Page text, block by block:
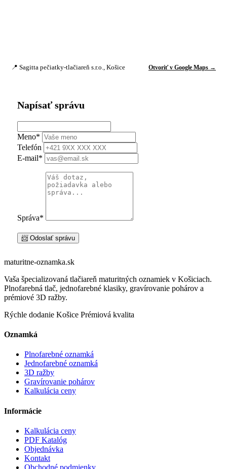
📍 Sagitta pečiatky-tlačiareň s.r.o., Košice Otvoriť v Google Maps →
Napísať správu
Meno*
Telefón
E-mail*
Správa*
📨 Odoslať správu
maturitne-oznamka.sk
Vaša špecializovaná tlačiareň maturitných oznamiek v Košiciach.
Plnofarebná tlač, jednofarebné klasiky, gravírovanie pohárov a
prémiové 3D ražby.
Rýchle dodanie Košice Prémiová kvalita
Oznamká
Plnofarebné oznamká
Jednofarebné oznamká
3D ražby
Gravírovanie pohárov
Kalkulácia ceny
Informácie
Kalkulácia ceny
PDF Katalóg
Objednávka
Kontakt
Obchodné podmienky